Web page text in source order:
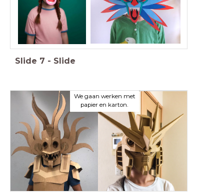
Slide 7 - Slide
We gaan werken met
papier en karton.